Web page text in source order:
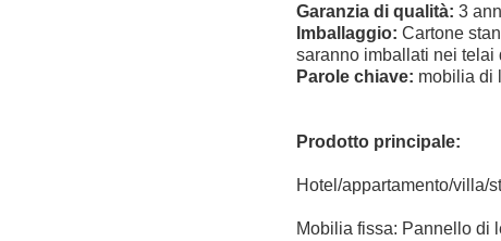
Garanzia di qualità: 3
Imballaggio: Cartone
saranno imballati nei telai
Parole chiave: mobilia di
Prodotto principale:
Hotel/appartamento/villa/
Mobilia fissa: Pannello di